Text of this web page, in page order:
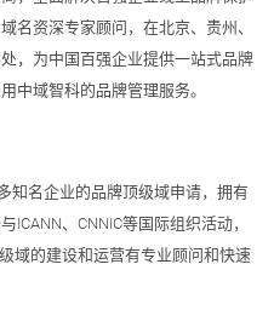
名资深专家顾问，在北京、贵州、
，为中国百强企业提供一站式品牌
中域智科的品牌管理服务。
知名企业的品牌顶级域申请，拥有
、CNNIC等国际组织活动，
域的建设和运营有专业顾问和快速